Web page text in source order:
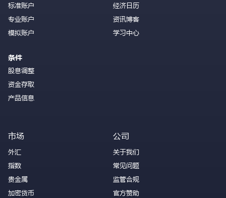
标准账户
专业账户
模拟账户
条件
股息调整
资金存取
产品信息
经济日历
资讯博客
学习中心
市场
外汇
指数
贵金属
加密货币
公司
关于我们
常见问题
监管合规
官方赞助